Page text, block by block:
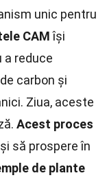
unic pentru
CAMîși
reduce
carbon și
Ziua, aceste
Acest proces
să prospere în
de plante